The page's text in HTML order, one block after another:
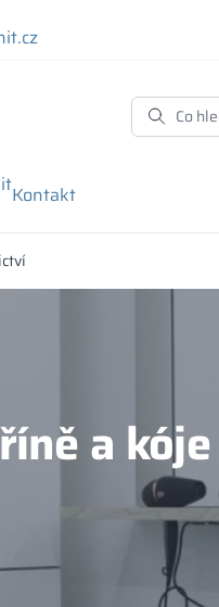
Kontakt
a kóje